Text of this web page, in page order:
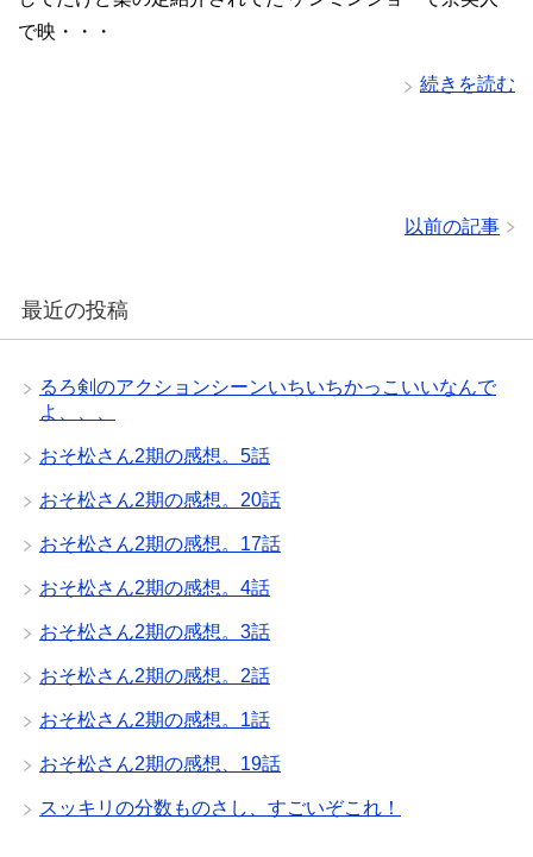
で映・・・
続きを読む
以前の記事
最近の投稿
るろ剣のアクションシーンいちいちかっこいいなんで
よ、、、
おそ松さん2期の感想。5話
おそ松さん2期の感想。20話
おそ松さん2期の感想。17話
おそ松さん2期の感想。4話
おそ松さん2期の感想。3話
おそ松さん2期の感想。2話
おそ松さん2期の感想。1話
おそ松さん2期の感想、19話
スッキリの分数ものさし、すごいぞこれ！